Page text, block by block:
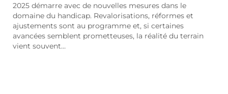
2025 démarre avec de nouvelles mesures dans le
domaine du handicap. Revalorisations, réformes et
ajustements sont au programme et, si certaines
avancées semblent prometteuses, la réalité du terrain
vient souvent…